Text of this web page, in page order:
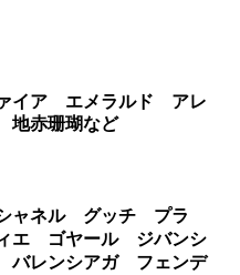
イア エメラルド アレ
赤珊瑚など
ャネル グッチ プラ
エ ゴヤール ジバンシ
レンシアガ フェンデ